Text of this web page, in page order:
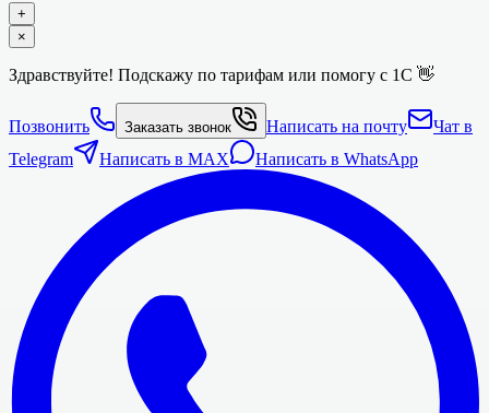
+
×
Здравствуйте! Подскажу по тарифам или помогу с 1С 👋
Позвонить Заказать звонок Написать на почту
Чат в
Telegram
Написать в MAX Написать в WhatsApp